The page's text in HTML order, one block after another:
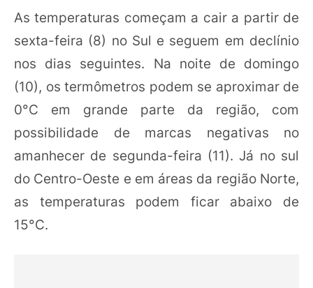
As temperaturas começam a cair a partir de
sexta-feira (8) no Sul e seguem em declínio
nos dias seguintes. Na noite de domingo
(10), os termômetros podem se aproximar de
0°C em grande parte da região, com
possibilidade de marcas negativas no
amanhecer de segunda-feira (11). Já no sul
do Centro-Oeste e em áreas da região Norte,
as temperaturas podem ficar abaixo de
15°C.